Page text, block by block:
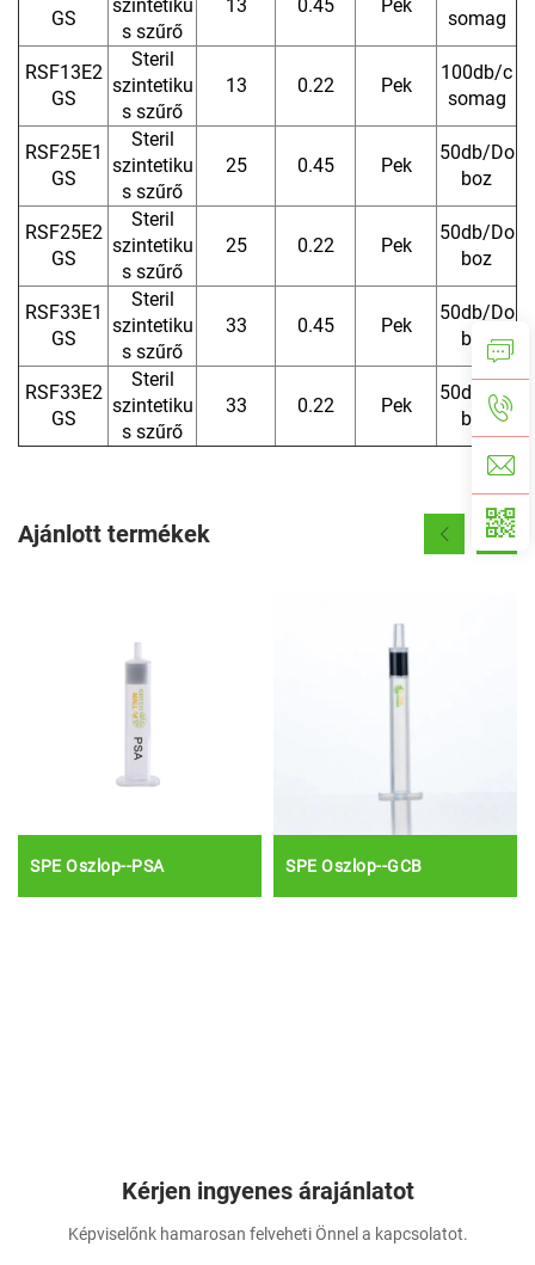
GS
szintetiku
s szűrő
13 0.45 Pek
somag
RSF13E2
GS
Steril
szintetiku
s szűrő
13 0.22 Pek
100db/c
somag
RSF25E1
GS
Steril
szintetiku
s szűrő
25 0.45 Pek
50db/Do
boz
RSF25E2
GS
Steril
szintetiku
s szűrő
25 0.22 Pek
50db/Do
boz
RSF33E1
GS
Steril
szintetiku
s szűrő
33 0.45 Pek
50db/Do
boz
RSF33E2
GS
Steril
szintetiku
s szűrő
33 0.22 Pek
50db/Do
boz
Ajánlott termékek
SPE Oszlop--PSA SPE Oszlop--GCB
Kérjen ingyenes árajánlatot
Képviselőnk hamarosan felveheti Önnel a kapcsolatot.